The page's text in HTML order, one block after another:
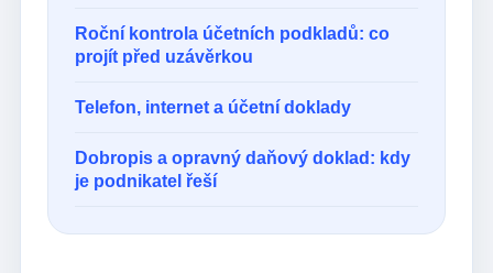
Roční kontrola účetních podkladů: co
projít před uzávěrkou
Telefon, internet a účetní doklady
Dobropis a opravný daňový doklad: kdy
je podnikatel řeší